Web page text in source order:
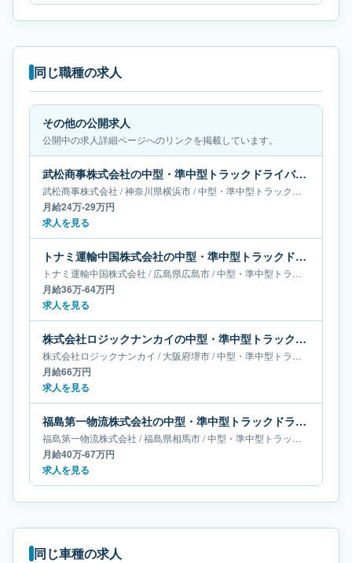
同じ職種の求人
その他の公開求人
公開中の求人詳細ページへのリンクを掲載しています。
武松商事株式会社の中型・準中型トラックドライバー求人｜神奈川県横浜市｜月給24万-29万円
武松商事株式会社 /神奈川県横浜市/中型・準中型トラックドライバー
月給24万-29万円
求人を見る
トナミ運輸中国株式会社の中型・準中型トラックドライバー求人｜広島県広島市｜月給36万-64万円
トナミ運輸中国株式会社 /広島県広島市/中型・準中型トラックドライバー
月給36万-64万円
求人を見る
株式会社ロジックナンカイの中型・準中型トラックドライバー求人｜大阪府堺市｜月給66万円
株式会社ロジックナンカイ /大阪府堺市/中型・準中型トラックドライバー
月給66万円
求人を見る
福島第一物流株式会社の中型・準中型トラックドライバー求人｜福島県相馬市｜月給40万-67万円
福島第一物流株式会社 /福島県相馬市/中型・準中型トラックドライバー
月給40万-67万円
求人を見る
同じ車種の求人